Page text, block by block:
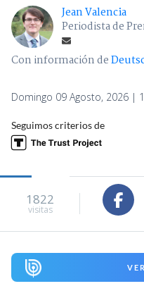
Jean Valencia
Periodista de
Con información de
Domingo 09 Agosto, 2026 |
Seguimos criterios de
1822
visitas